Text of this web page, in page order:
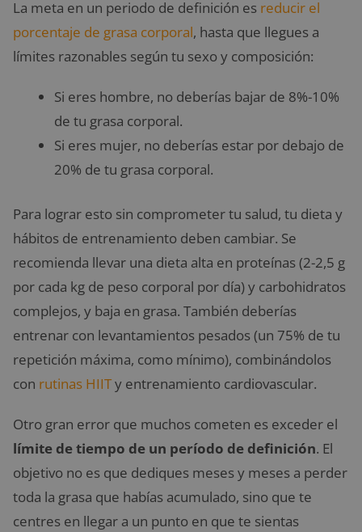
La meta en un periodo de definición es reducir el
porcentaje de grasa corporal, hasta que llegues a
límites razonables según tu sexo y composición:
Si eres hombre, no deberías bajar de 8%-10%
de tu grasa corporal.
Si eres mujer, no deberías estar por debajo de
20% de tu grasa corporal.
Para lograr esto sin comprometer tu salud, tu dieta y
hábitos de entrenamiento deben cambiar. Se
recomienda llevar una dieta alta en proteínas (2-2,5 g
por cada kg de peso corporal por día) y carbohidratos
complejos, y baja en grasa. También deberías
entrenar con levantamientos pesados (un 75% de tu
repetición máxima, como mínimo), combinándolos
con rutinas HIITy entrenamiento cardiovascular.
Otro gran error que muchos cometen es exceder el
límite de tiempo de un período de definición. El
objetivo no es que dediques meses y meses a perder
toda la grasa que habías acumulado, sino que te
centres en llegar a un punto en que te sientas